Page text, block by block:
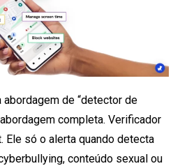
abordagem de “detector de
completa. Verificador
Ele só o alerta quando detecta
conteúdo sexual ou